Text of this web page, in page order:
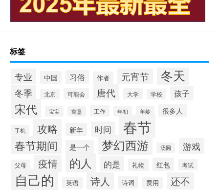
标签
专业 中国 习俗 作者 元宵节 冬天
冬季 北京 可能会 唐代 大学 学校 孩子
宋代 宝宝 寓意 工作 年初 年龄 很多人
手机 攻略 新年 时间 春节
春节期间 是一个 梦幻西游 汤圆 游戏
父母 疫情 的人 的是 礼物 红包 考试
自己的 英语 诗人 诗词 费用 还不